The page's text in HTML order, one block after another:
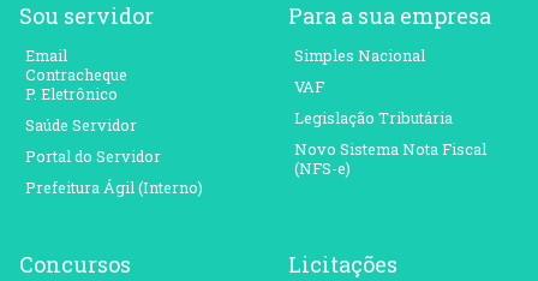
Sou servidor
Email
Contracheque
P. Eletrônico
Saúde Servidor
Portal do Servidor
Prefeitura Ágil (Interno)
Para a sua empresa
Simples Nacional
VAF
Legislação Tributária
Novo Sistema Nota Fiscal
(NFS-e)
Concursos Licitações